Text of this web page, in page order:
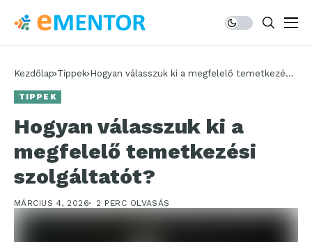
Kezdőlap Tippek Hogyan válasszuk ki a megfelelő temetkezési
TIPPEK
Hogyan válasszuk ki a
megfelelő temetkezési
szolgáltatót?
MÁRCIUS 4, 2026 2 PERC OLVASÁS